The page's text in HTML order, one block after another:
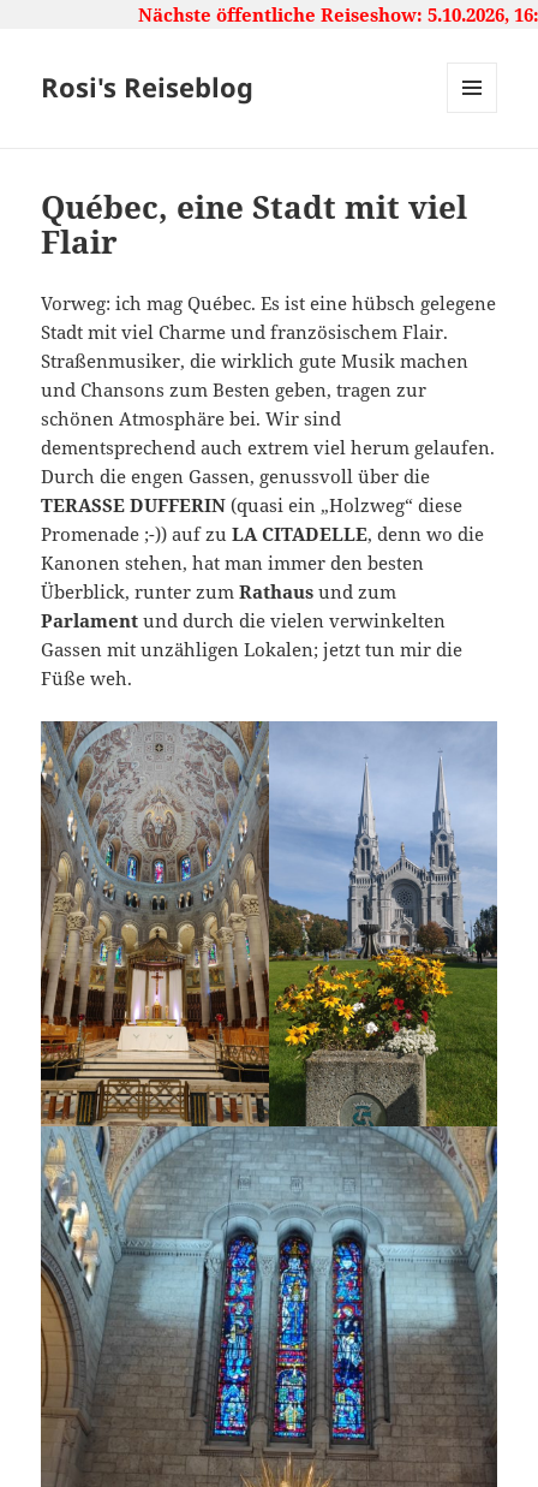
Nächste öffentliche Reiseshow: 5.10.2026,
Rosi's Reiseblog
Québec, eine Stadt mit viel
Flair
Vorweg: ich mag Québec. Es ist eine hübsch gelegene
Stadt mit viel Charme und französischem Flair.
Straßenmusiker, die wirklich gute Musik machen
und Chansons zum Besten geben, tragen zur
schönen Atmosphäre bei. Wir sind
dementsprechend auch extrem viel herum gelaufen.
Durch die engen Gassen, genussvoll über die
TERASSE DUFFERIN(quasi ein „Holzweg“ diese
Promenade ;-)) auf zu LA CITADELLE, denn wo die
Kanonen stehen, hat man immer den besten
Überblick, runter zumRathausund zum
Parlamentund durch die vielen verwinkelten
Gassen mit unzähligen Lokalen; jetzt tun mir die
Füße weh.